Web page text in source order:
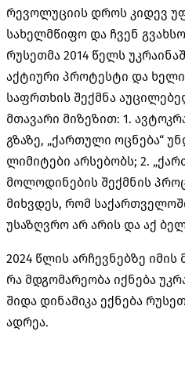
რევოლუციის დროს კიდევ
სახელმწიფო და ჩვენ
რუსეთმა 2014 წელს
აქტიური პროტესტი და
საფრთხის შექმნა
მთავარი მიზეზით: 1.
გზაზე, „ქართული ოცნება“
ლიმიტები არსებობს; 2.
მოლოდინების შექმნის
მიხვდეს, რომ
უსაზღვრო არ არის და აქ
2024 წლის არჩევნებზე
რა მდგომარეობა იქნება
შიდა დინამიკა ექნება
ადრეა.